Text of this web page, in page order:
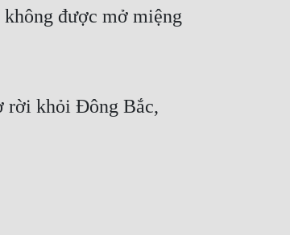
được mở miệng
rời khỏi Đông Bắc,